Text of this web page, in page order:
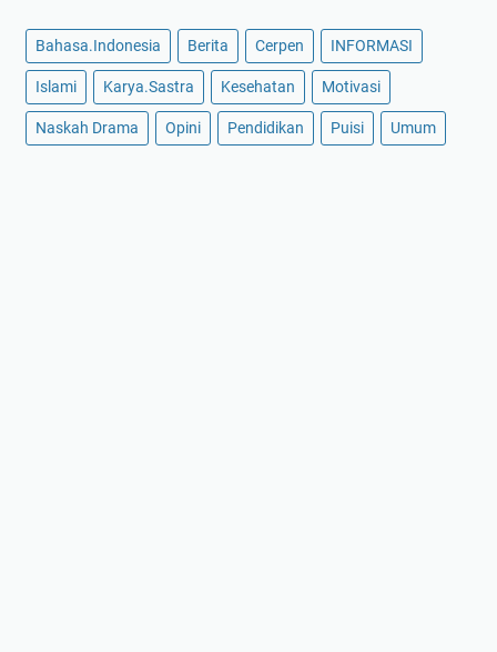
Bahasa.Indonesia Berita Cerpen INFORMASI
Islami Karya.Sastra Kesehatan Motivasi
Naskah Drama Opini Pendidikan Puisi Umum